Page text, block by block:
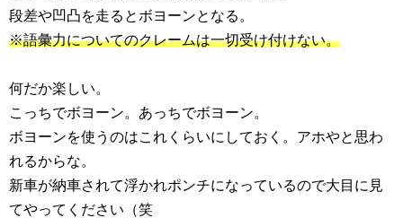
段差や凹凸を走るとボヨーンとなる。
※語彙力についてのクレームは一切受け付けない。
何だか楽しい。
こっちでボヨーン。あっちでボヨーン。
ボヨーンを使うのはこれくらいにしておく。アホやと思わ
れるからな。
新車が納車されて浮かれポンチになっているので大目に見
てやってください（笑